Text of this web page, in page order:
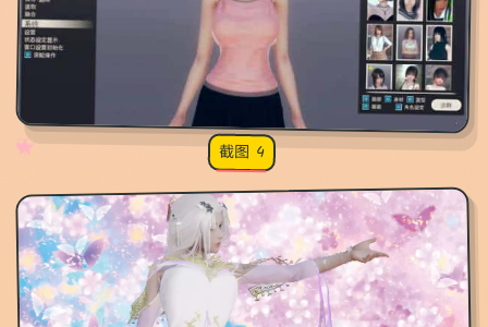
✧
♡
★
♥ 截图 4